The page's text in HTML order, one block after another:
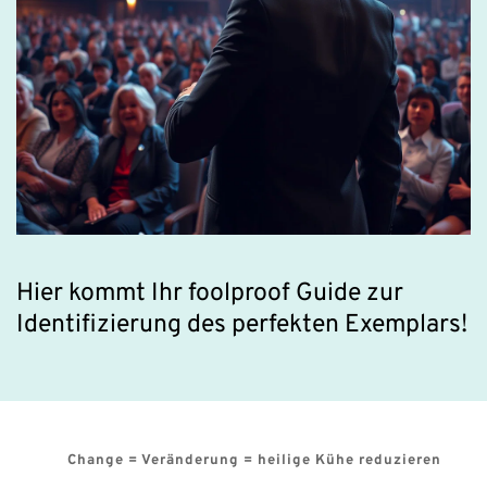
Hier kommt Ihr foolproof Guide zur
Identifizierung des perfekten Exemplars!
Change = Veränderung = heilige Kühe reduzieren